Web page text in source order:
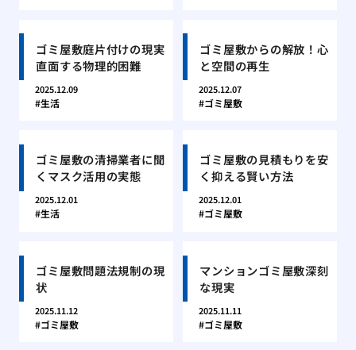
ゴミ屋敷庭片付けの現実
直面する物理的困難
2025.12.09
生活
ゴミ屋敷からの解放！心
と空間の再生
2025.12.07
ゴミ屋敷
ゴミ屋敷の清掃業者に聞
くマスク活用の実態
2025.12.01
生活
ゴミ屋敷の見積もりを安
く抑える賢い方法
2025.12.01
ゴミ屋敷
ゴミ屋敷問題法規制の現
状
2025.11.12
ゴミ屋敷
マンションゴミ屋敷深刻
な現実
2025.11.11
ゴミ屋敷